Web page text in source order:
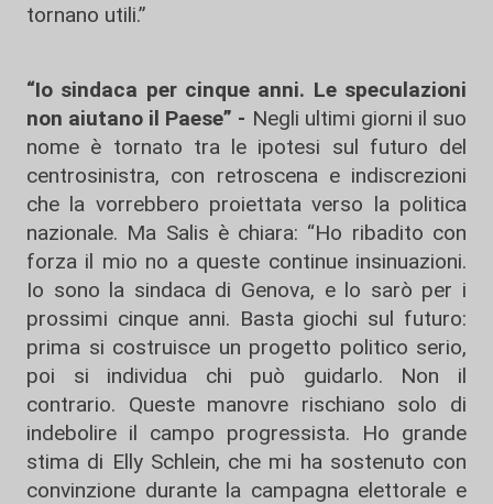
tornano utili.”
“Io sindaca per cinque anni. Le speculazioni
non aiutano il Paese” - Negli ultimi giorni il suo
nome è tornato tra le ipotesi sul futuro del
centrosinistra, con retroscena e indiscrezioni
che la vorrebbero proiettata verso la politica
nazionale. Ma Salis è chiara: “Ho ribadito con
forza il mio no a queste continue insinuazioni.
Io sono la sindaca di Genova, e lo sarò per i
prossimi cinque anni. Basta giochi sul futuro:
prima si costruisce un progetto politico serio,
poi si individua chi può guidarlo. Non il
contrario. Queste manovre rischiano solo di
indebolire il campo progressista. Ho grande
stima di Elly Schlein, che mi ha sostenuto con
convinzione durante la campagna elettorale e